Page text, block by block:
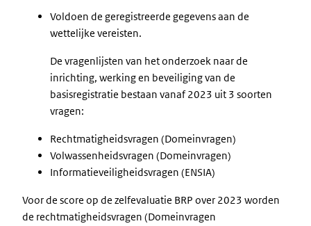
Voldoen de geregistreerde gegevens aan de
wettelijke vereisten.
De vragenlijsten van het onderzoek naar de
inrichting, werking en beveiliging van de
basisregistratie bestaan vanaf 2023 uit 3 soorten
vragen:
Rechtmatigheidsvragen (Domeinvragen)
Volwassenheidsvragen (Domeinvragen)
Informatieveiligheidsvragen (ENSIA)
Voor de score op de zelfevaluatie BRP over 2023 worden
de rechtmatigheidsvragen (Domeinvragen